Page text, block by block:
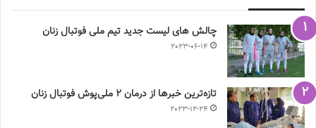
چالش هاى ليست جدید تيم ملى فوتبال زنان
2023-06-14
تازه‌ترین خبرها از درمان ۲ ملی‌پوش فوتبال زنان
2023-12-24